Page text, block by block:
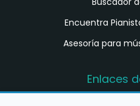
Encuentra
Asesoría para
Enlaces